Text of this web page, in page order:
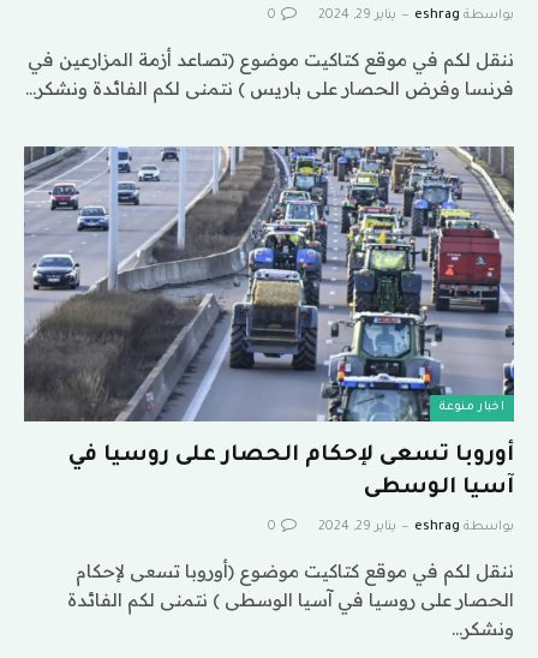
بواسطة eshrag يناير 29, 2024 0
ننقل لكم في موقع كتاكيت موضوع (تصاعد أزمة المزارعين في
فرنسا وفرض الحصار على باريس ) نتمنى لكم الفائدة ونشكر…
اخبار منوعة
أوروبا تسعى لإحكام الحصار على روسيا في
آسيا الوسطى
بواسطة eshrag يناير 29, 2024 0
ننقل لكم في موقع كتاكيت موضوع (أوروبا تسعى لإحكام
الحصار على روسيا في آسيا الوسطى ) نتمنى لكم الفائدة
ونشكر…